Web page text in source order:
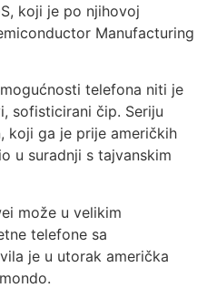
koji je po njihovoj
Manufacturing
telefona niti je
sofisticirani čip. Seriju
koji ga je prije američkih
u suradnji s tajvanskim
može u velikim
telefone sa
je u utorak američka